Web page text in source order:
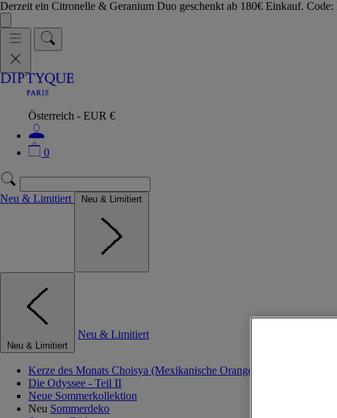
Derzeit ein Citronelle & Geranium Duo geschenkt ab 180€ Einkauf.
Österreich - EUR €
0
Neu & Limitiert Neu & Limitiert
Neu & Limitiert
Neu & Limitiert
Kerze des Monats Choisya (Mexikanische Orangenblume)
Die Odyssee - Teil II
Neue Sommerkollektion
Neu Sommerdeko